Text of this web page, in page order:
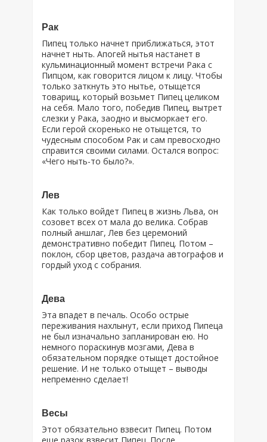
Рак
Пипец только начнет приближаться, этот
начнет ныть. Апогей нытья настанет в
кульминационный момент встречи Рака с
Пипцом, как говорится лицом к лицу. Чтобы
только заткнуть это нытье, отыщется
товарищ, который возьмет Пипец целиком
на себя. Мало того, победив Пипец, вытрет
слезки у Рака, заодно и высморкает его.
Если герой скоренько не отыщется, то
чудесным способом Рак и сам превосходно
справится своими силами. Остался вопрос:
«Чего ныть-то было?».
Лев
Как только войдет Пипец в жизнь Льва, он
созовет всех от мала до велика. Собрав
полный аншлаг, Лев без церемоний
демонстративно победит Пипец. Потом –
поклон, сбор цветов, раздача автографов и
гордый уход с собрания.
Дева
Эта впадет в печаль. Особо острые
переживания нахлынут, если приход Пипеца
не был изначально запланирован ею. Но
немного пораскинув мозгами, Дева в
обязательном порядке отыщет достойное
решение. И не только отыщет – выводы
непременно сделает!
Весы
Этот обязательно взвесит Пипец. Потом